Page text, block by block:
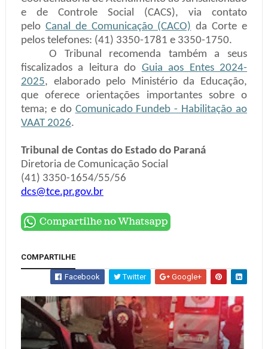
e de Controle Social (CACS), via contato
pelo Canal de Comunicação (CACO) da Corte e
pelos telefones: (41) 3350-1781 e 3350-1750.
O Tribunal recomenda também a seus
fiscalizados a leitura do Guia aos Entes 2024-
2025, elaborado pelo Ministério da Educação,
que oferece orientações importantes sobre o
tema; e do Comunicado Fundeb - Habilitação ao
VAAT 2026.
Tribunal de Contas do Estado do Paraná
Diretoria de Comunicação Social
(41) 3350-1654/55/56
dcs@tce.pr.gov.br
COMPARTILHE
Facebook Twitter Google+